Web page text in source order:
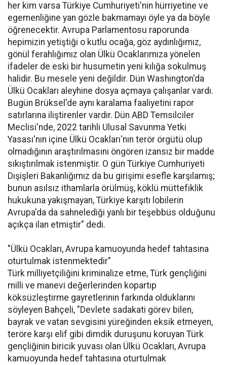
her kim varsa Türkiye Cumhuriyeti'nin hürriyetine ve
egemenliğine yan gözle bakmamayı öyle ya da böyle
öğrenecektir. Avrupa Parlamentosu raporunda
hepimizin yetiştiği o kutlu ocağa, göz aydınlığımız,
gönül ferahlığımız olan Ülkü Ocaklarımıza yönelen
ifadeler de eski bir husumetin yeni kılığa sokulmuş
halidir. Bu mesele yeni değildir. Dün Washington'da
Ülkü Ocakları aleyhine dosya açmaya çalışanlar vardı.
Bugün Brüksel'de aynı karalama faaliyetini rapor
satırlarına iliştirenler vardır. Dün ABD Temsilciler
Meclisi'nde, 2022 tarihli Ulusal Savunma Yetki
Yasası'nın içine Ülkü Ocakları'nın terör örgütü olup
olmadığının araştırılmasını öngören izansız bir madde
sıkıştırılmak istenmiştir. O gün Türkiye Cumhuriyeti
Dışişleri Bakanlığımız da bu girişimi esefle karşılamış;
bunun asılsız ithamlarla örülmüş, köklü müttefiklik
hukukuna yakışmayan, Türkiye karşıtı lobilerin
Avrupa'da da sahnelediği yanlı bir teşebbüs olduğunu
açıkça ilan etmiştir" dedi.
"Ülkü Ocakları, Avrupa kamuoyunda hedef tahtasına
oturtulmak istenmektedir"
Türk milliyetçiliğini kriminalize etme, Türk gençliğini
milli ve manevi değerlerinden kopartıp
köksüzleştirme gayretlerinin farkında olduklarını
söyleyen Bahçeli, "Devlete sadakati görev bilen,
bayrak ve vatan sevgisini yüreğinden eksik etmeyen,
teröre karşı elif gibi dimdik duruşunu koruyan Türk
gençliğinin biricik yuvası olan Ülkü Ocakları, Avrupa
kamuoyunda hedef tahtasına oturtulmak